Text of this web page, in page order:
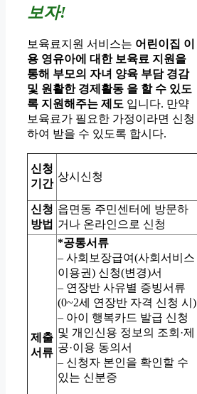
보자!
보육료지원 서비스는 어린이집 이
용 영유아에 대한 보육료 지원을
통해 부모의 자녀 양육 부담 경감
및 원활한 경제활동 을 할 수 있도
록 지원해주는 제도 입니다. 만약
보육료가 필요한 가정이라면 신청
하여 받을 수 있도록 합시다.
신청
기간
상시신청
신청
방법
읍면동 주민센터에 방문하
거나 온라인으로 신청
제출
서류
*공통서류
– 사회보장급여(사회서비스
이용권) 신청(변경)서
– 연장반 사유별 증빙서류
(0~2세 연장반 자격 신청 시)
– 아이 행복카드 발급 신청
및 개인신용 정보의 조회·제
공·이용 동의서
– 신청자 본인을 확인할 수
있는 신분증